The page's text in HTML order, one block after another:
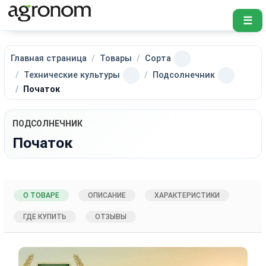
☰
Главная страница Товары
Сорта
Технические культуры
Подсолнечник
Початок
ПОДСОЛНЕЧНИК
Початок
О ТОВАРЕ ОПИСАНИЕ ХАРАКТЕРИСТИКИ
ГДЕ КУПИТЬ ОТЗЫВЫ